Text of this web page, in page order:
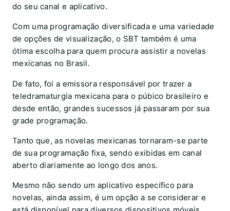
do seu canal e aplicativo.
Com uma programação diversificada e uma variedade
de opções de visualização, o SBT também é uma
ótima escolha para quem procura assistir a novelas
mexicanas no Brasil.
De fato, foi a emissora responsável por trazer a
teledramaturgia mexicana para o púbico brasileiro e
desde então, grandes sucessos já passaram por sua
grade programação.
Tanto que, as novelas mexicanas tornaram-se parte
de sua programação fixa, sendo exibidas em canal
aberto diariamente ao longo dos anos.
Mesmo não sendo um aplicativo específico para
novelas, ainda assim, é um opção a se considerar e